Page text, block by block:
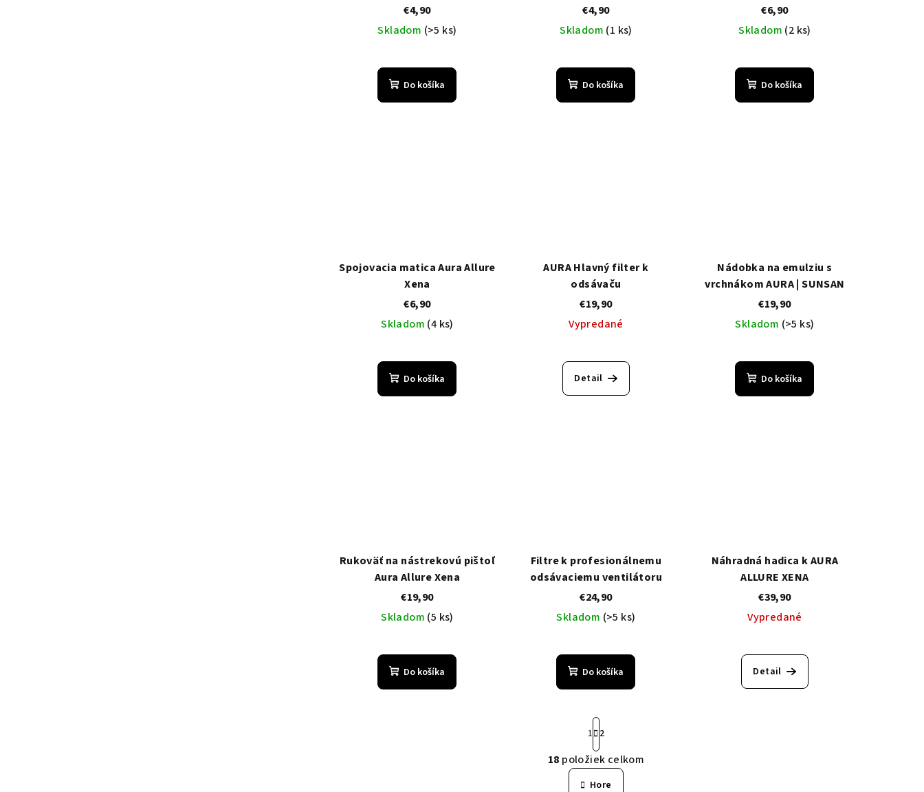
€4,90
Skladom (>5 ks)
Do košíka
€4,90
Skladom (1 ks)
Do košíka
€6,90
Skladom (2 ks)
Do košíka
Spojovacia matica Aura Allure
Xena
€6,90
Skladom (4 ks)
Do košíka
AURA Hlavný filter k
odsávaču
€19,90
Vypredané
Detail
Nádobka na emulziu s
vrchnákom AURA | SUNSAN
€19,90
Skladom (>5 ks)
hodnotenie
produktu
je
Do košíka
Rukoväť na nástrekovú pištoľ
Aura Allure Xena
€19,90
Skladom (5 ks)
Do košíka
Filtre k profesionálnemu
odsávaciemu ventilátoru
€24,90
Skladom (>5 ks)
Do košíka
Náhradná hadica k AURA
ALLURE XENA
€39,90
Vypredané
Detail
O
v
S
t
r
á
n
1 2
18 položiek celkom
Hore